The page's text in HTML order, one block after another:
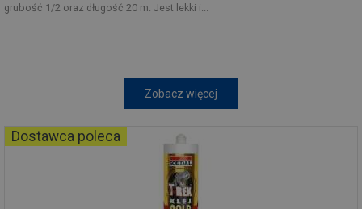
grubość 1/2 oraz długość 20 m. Jest lekki i...
Zobacz więcej
Dostawca poleca